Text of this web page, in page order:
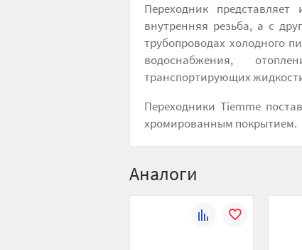
Переходник
внутренняя резьба, а с
трубопроводах холодного
водоснабжения,
транспортирующих
Переходники Tiemme
хромированным покрытием.
Аналоги